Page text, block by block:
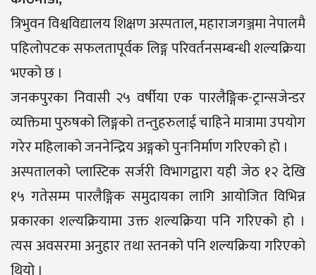
त्रिभुवन विश्वविद्यालय शिक्षण अस्पताल, महाराजगञ्जमा नेपालमै
पहिलोपटक सफलतापूर्वक लिङ्ग परिवर्तनसम्बन्धी शल्यक्रिया
भएको छ ।
जनकपुरका निवासी २५ वर्षीया एक पारलैङ्गिक-ट्रान्सजेन्डर
व्यक्तिमा पुरुषको लिङ्गको तन्तुहरुलाई चाहिने मात्रामा उपयोग
गरेर महिलाको जननेन्द्रिय अङ्गको पुनःनिर्माण गरिएको हो ।
अस्पतालको प्लास्टिक सर्जरी विभागद्वारा यही जेठ १२ देखि
१५ गतेसम्म पारलैङ्गिक समुदायका लागि आयोजित विभिन्न
प्रकारका शल्यक्रियामा उक्त शल्यक्रिया पनि गरिएको हो ।
त्यस अवसरमा अनुहार तथा स्तनको पनि शल्यक्रिया गरिएको